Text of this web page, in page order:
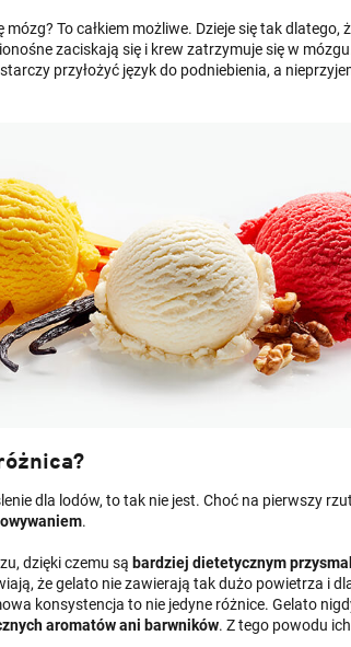
To całkiem możliwe. Dzieje się tak dlatego,
zaciskają się i krew zatrzymuje się w
przyłożyć język do podniebienia, a
dla lodów, to tak nie jest. Choć na pierwszy
.
dzięki czemu są bardziej dietetycznym
że gelato nie zawierają tak dużo powietrza i
konsystencja to nie jedyne różnice. Gelato
aromatów ani barwników. Z tego powodu